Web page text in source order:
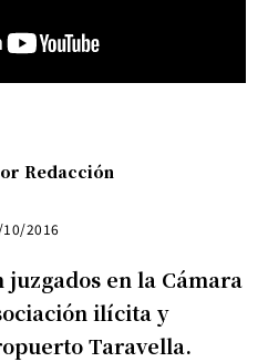
Redacción
2016
juzgados en la Cámara
ilícita y
Taravella.